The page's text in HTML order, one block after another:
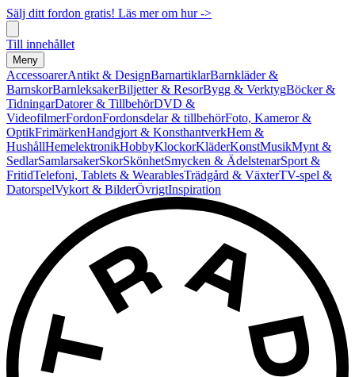
Sälj ditt fordon gratis! Läs mer om hur ->
Till innehållet
Meny
AccessoarerAntikt & DesignBarnartiklarBarnkläder &
BarnskorBarnleksakerBiljetter & ResorBygg & VerktygBöcker &
TidningarDatorer & TillbehörDVD &
VideofilmerFordonFordonsdelar & tillbehörFoto, Kameror &
OptikFrimärkenHandgjort & KonsthantverkHem &
HushållHemelektronikHobbyKlockorKläderKonstMusikMynt &
SedlarSamlarsakerSkorSkönhetSmycken & ÄdelstenarSport &
FritidTelefoni, Tablets & WearablesTrädgård & VäxterTV-spel &
DatorspelVykort & BilderÖvrigtInspiration